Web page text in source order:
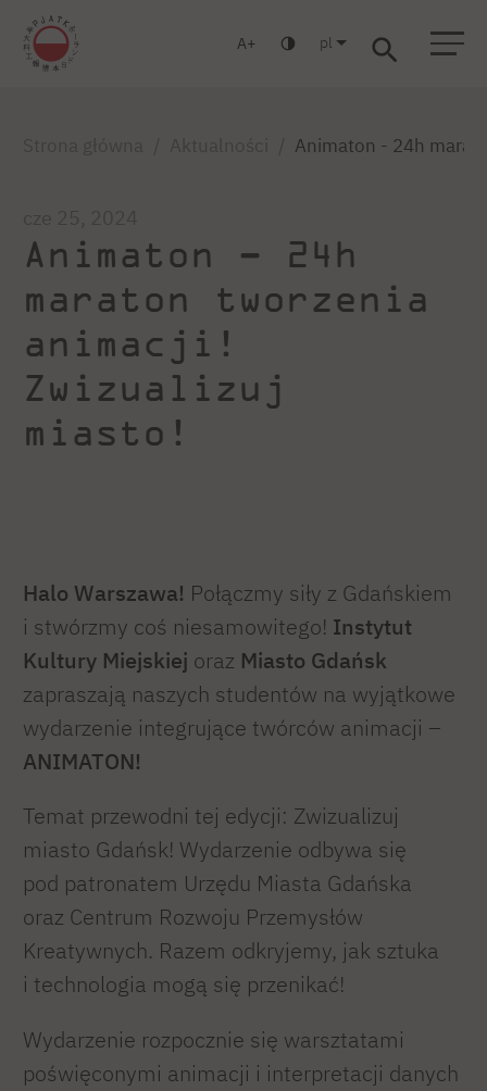
A pl
Animaton - 24h
Animaton – 24h
maraton tworzenia
animacji!
Zwizualizuj
miasto!
Halo Warszawa! Połączmy siły z Gdańskiem
i stwórzmy coś niesamowitego! Instytut
Kultury Miejskiej oraz Miasto Gdańsk
zapraszają naszych studentów na wyjątkowe
wydarzenie integrujące twórców animacji –
ANIMATON!
Temat przewodni tej edycji: Zwizualizuj
miasto Gdańsk! Wydarzenie odbywa się
pod patronatem Urzędu Miasta Gdańska
oraz Centrum Rozwoju Przemysłów
Kreatywnych. Razem odkryjemy, jak sztuka
i technologia mogą się przenikać!
Wydarzenie rozpocznie się warsztatami
poświęconymi animacji i interpretacji danych